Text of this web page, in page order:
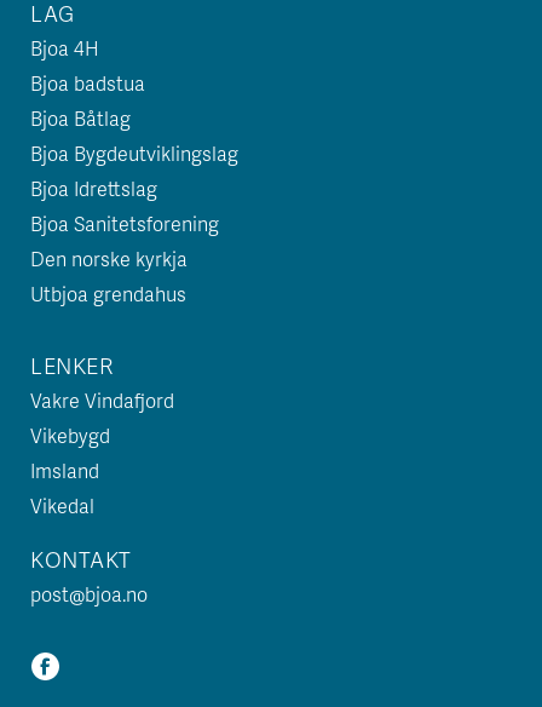
LAG
Bjoa 4H
Bjoa badstua
Bjoa Båtlag
Bjoa Bygdeutviklingslag
Bjoa Idrettslag
Bjoa Sanitetsforening
Den norske kyrkja
Utbjoa grendahus
LENKER
Vakre Vindafjord
Vikebygd
Imsland
Vikedal
KONTAKT
post@bjoa.no